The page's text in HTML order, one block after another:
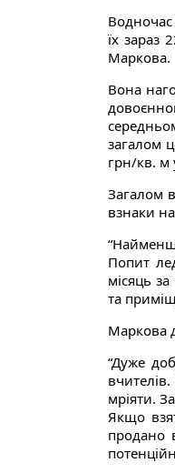
Водночас
їх зараз
Маркова.
Вона
загалом
грн/кв. м
Загалом
взнаки
Попит
місяць
та
Маркова
“Дуже
мріяти.
Якщо
продано